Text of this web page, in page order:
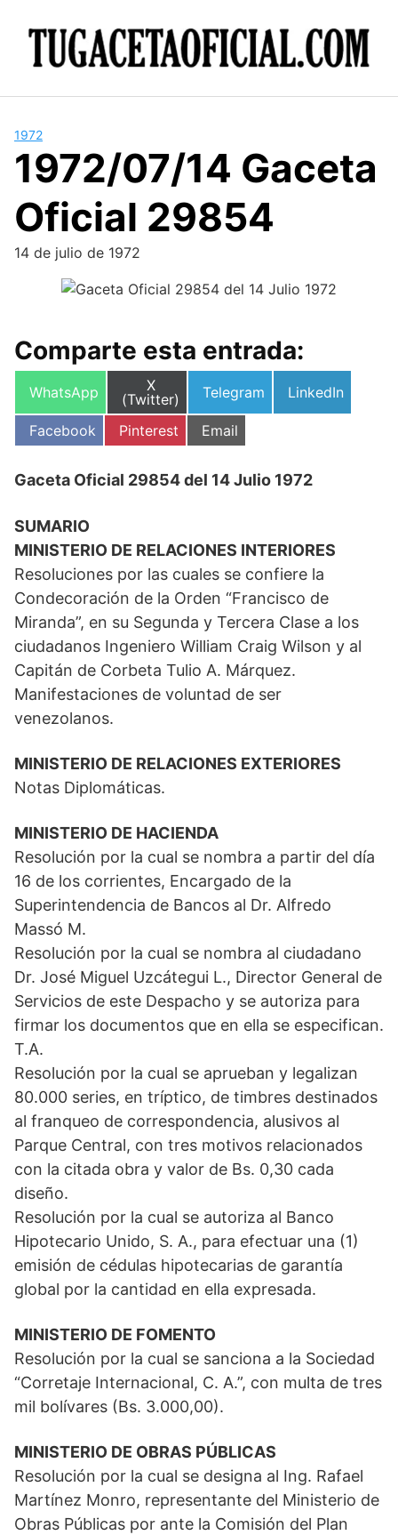
1972
1972/07/14 Gaceta
Oficial 29854
14 de julio de 1972
Comparte esta entrada:
Compartir
WhatsApp
Compartir
en
X
(Twitter)
Compartir
Telegram
Compartir
LinkedIn
Compartir
en
Facebook
Compartir
en
Pinterest
Compartir
en
Email
Gaceta Oficial 29854 del 14 Julio 1972
SUMARIO
MINISTERIO DE RELACIONES INTERIORES
Resoluciones por las cuales se confiere la
Condecoración de la Orden “Francisco de
Miranda”, en su Segunda y Tercera Clase a los
ciudadanos Ingeniero William Craig Wilson y al
Capitán de Corbeta Tulio A. Márquez.
Manifestaciones de voluntad de ser
venezolanos.
MINISTERIO DE RELACIONES EXTERIORES
Notas Diplomáticas.
MINISTERIO DE HACIENDA
Resolución por la cual se nombra a partir del día
16 de los corrientes, Encargado de la
Superintendencia de Bancos al Dr. Alfredo
Massó M.
Resolución por la cual se nombra al ciudadano
Dr. José Miguel Uzcátegui L., Director General de
Servicios de este Despacho y se autoriza para
firmar los documentos que en ella se especifican.
T.A.
Resolución por la cual se aprueban y legalizan
80.000 series, en tríptico, de timbres destinados
al franqueo de correspondencia, alusivos al
Parque Central, con tres motivos relacionados
con la citada obra y valor de Bs. 0,30 cada
diseño.
Resolución por la cual se autoriza al Banco
Hipotecario Unido, S. A., para efectuar una (1)
emisión de cédulas hipotecarias de garantía
global por la cantidad en ella expresada.
MINISTERIO DE FOMENTO
Resolución por la cual se sanciona a la Sociedad
“Corretaje Internacional, C. A.”, con multa de tres
mil bolívares (Bs. 3.000,00).
MINISTERIO DE OBRAS PÚBLICAS
Resolución por la cual se designa al Ing. Rafael
Martínez Monro, representante del Ministerio de
Obras Públicas por ante la Comisión del Plan